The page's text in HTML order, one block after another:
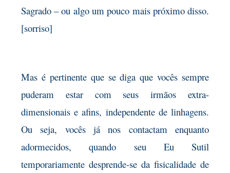
Sagrado – ou algo um pouco mais próximo disso.
[sorriso]
Mas é pertinente que se diga que vocês sempre
puderam estar com seus irmãos extra-
dimensionais e afins, independente de linhagens.
Ou seja, vocês já nos contactam enquanto
adormecidos, quando seu Eu Sutil
temporariamente desprende-se da fisicalidade de